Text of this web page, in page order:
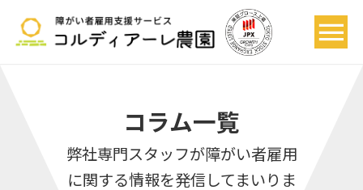
コラム一覧
弊社専門スタッフが障がい者雇用
に関する情報を発信してまいりま